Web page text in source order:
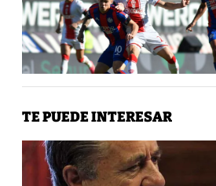
TE PUEDE INTERESAR